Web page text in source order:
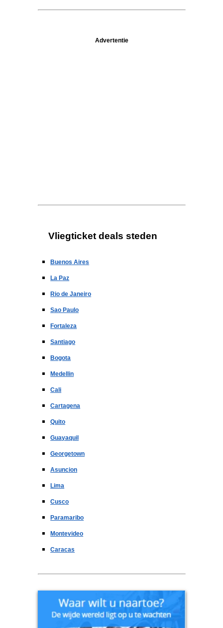
Advertentie
Vliegticket deals steden
Buenos Aires
La Paz
Rio de Janeiro
Sao Paulo
Fortaleza
Santiago
Bogota
Medellin
Cali
Cartagena
Quito
Guayaquil
Georgetown
Asuncion
Lima
Cusco
Paramaribo
Montevideo
Caracas